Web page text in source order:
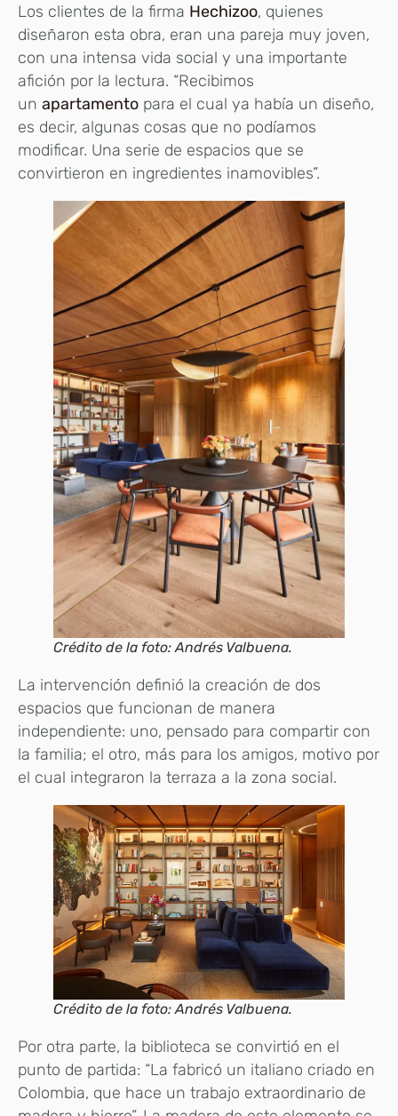
Los clientes de la firma Hechizoo, quienes
diseñaron esta obra, eran una pareja muy joven,
con una intensa vida social y una importante
afición por la lectura. “Recibimos
un apartamento para el cual ya había un diseño,
es decir, algunas cosas que no podíamos
modificar. Una serie de espacios que se
convirtieron en ingredientes inamovibles”.
Crédito de la foto: Andrés Valbuena.
La intervención definió la creación de dos
espacios que funcionan de manera
independiente: uno, pensado para compartir con
la familia; el otro, más para los amigos, motivo por
el cual integraron la terraza a la zona social.
Crédito de la foto: Andrés Valbuena.
Por otra parte, la biblioteca se convirtió en el
punto de partida: “La fabricó un italiano criado en
Colombia, que hace un trabajo extraordinario de